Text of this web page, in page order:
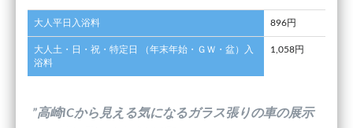
大人平日入浴料 896円
大人土・日・祝・特定日 （年末年始・ＧＷ・盆）入
浴料
1,058円
”高崎ICから見える気になるガラス張りの車の展示